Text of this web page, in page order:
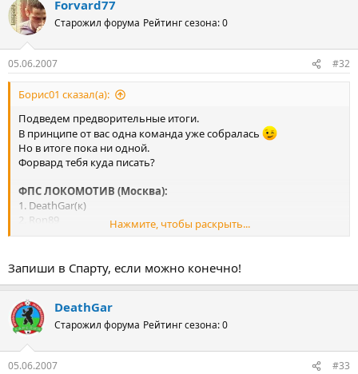
Forvard77
Старожил форума Рейтинг сезона: 0
05.06.2007 #32
Борис01 сказал(а):
Подведем предворительные итоги.
В принципе от вас одна команда уже собралась
Но в итоге пока ни одной.
Форвард тебя куда писать?
ФПС ЛОКОМОТИВ (Москва):
1. DeathGar(к)
2. Ron89
akula0892 (к), nikan62
SpartaK
без клуба:
Forvard77
Нажмите, чтобы раскрыть...
Запиши в Спарту, если можно конечно!
DeathGar
Старожил форума Рейтинг сезона: 0
05.06.2007 #33